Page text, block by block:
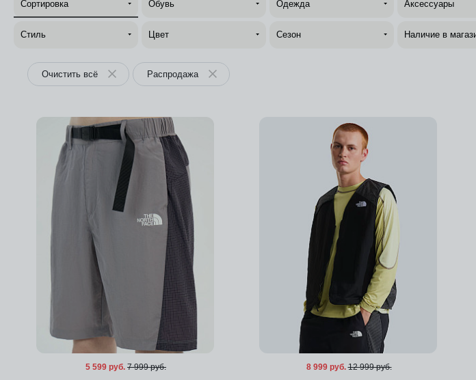
Сортировка Обувь Одежда Аксессуары
Стиль Цвет Сезон Наличие в
Очистить всё Распродажа
5 599 руб. 7 999 руб. 8 999 руб. 12 999 руб.